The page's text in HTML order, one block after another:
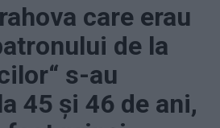
care erau
de la
s-au
45 și 46 de ani,